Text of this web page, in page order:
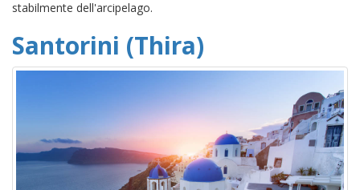
stabilmente dell'arcipelago.
Santorini (Thira)